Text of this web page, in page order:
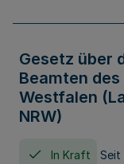
Gesetz über
Beamten
Westfalen
NRW)
In Kraft Seit